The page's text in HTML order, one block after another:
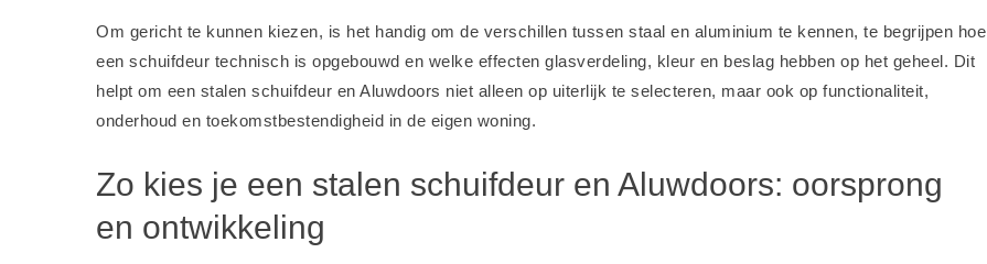
Om gericht te kunnen kiezen, is het handig om de verschillen tussen staal en aluminium te kennen, te begrijpen hoe
een schuifdeur technisch is opgebouwd en welke effecten glasverdeling, kleur en beslag hebben op het geheel. Dit
helpt om een stalen schuifdeur en Aluwdoors niet alleen op uiterlijk te selecteren, maar ook op functionaliteit,
onderhoud en toekomstbestendigheid in de eigen woning.
Zo kies je een stalen schuifdeur en Aluwdoors: oorsprong
en ontwikkeling